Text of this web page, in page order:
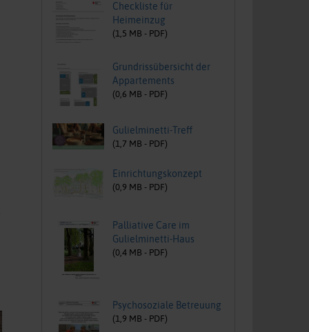
Checkliste für
Heimeinzug
(1,5 MB - PDF)
Grundrissübersicht der
Appartements
(0,6 MB - PDF)
Gulielminetti-Treff
(1,7 MB - PDF)
Einrichtungskonzept
(0,9 MB - PDF)
Palliative Care im
Gulielminetti-Haus
(0,4 MB - PDF)
Psychosoziale Betreuung
(1,9 MB - PDF)